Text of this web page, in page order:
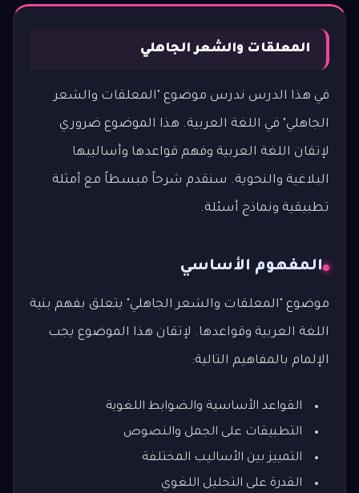
المعلقات والشعر الجاهلي
في هذا الدرس ندرس موضوع "المعلقات والشعر
الجاهلي" في اللغة العربية. هذا الموضوع ضروري
لإتقان اللغة العربية وفهم قواعدها وأساليبها
البلاغية والنحوية. سنقدم شرحاً مبسطاً مع أمثلة
تطبيقية ونماذج أسئلة.
المفهوم الأساسي
موضوع "المعلقات والشعر الجاهلي" يتعلق بفهم بنية
اللغة العربية وقواعدها. لإتقان هذا الموضوع يجب
الإلمام بالمفاهيم التالية:
القواعد الأساسية والضوابط اللغوية
التطبيقات على الجمل والنصوص
التمييز بين الأساليب المختلفة
القدرة على التحليل اللغوي